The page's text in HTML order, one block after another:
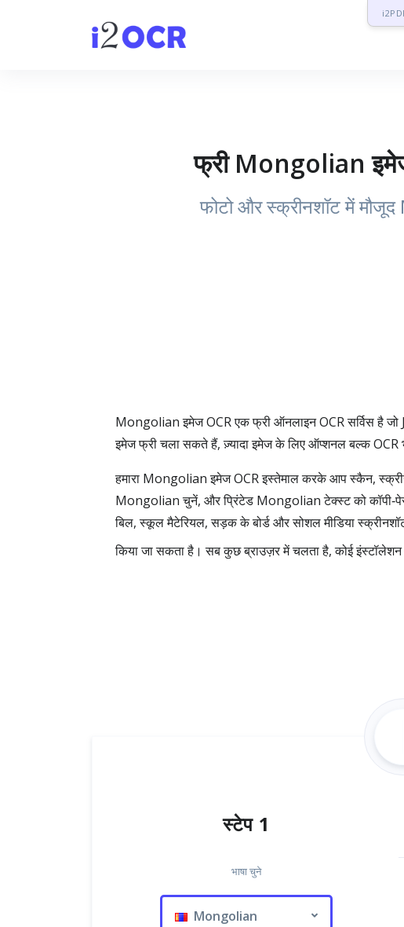
फ्री Mongolian
फोटो और स्क्रीनशॉट में
Mongolian इमेज OCR एक फ्री ऑनलाइन OCR सर्विस है
इमेज फ्री चला सकते हैं, ज़्यादा इमेज के लिए ऑप्शनल बल्क OCR
हमारा Mongolian इमेज OCR इस्तेमाल करके आप स्कैन,
Mongolian चुनें, और प्रिंटेड Mongolian टेक्स्ट को
बिल, स्कूल मैटेरियल, सड़क के बोर्ड और सोशल मीडिया
किया जा सकता है। सब कुछ ब्राउज़र में चलता है, कोई इंस्टॉलेशन
स्टेप 1
भाषा चुने
Mongolian